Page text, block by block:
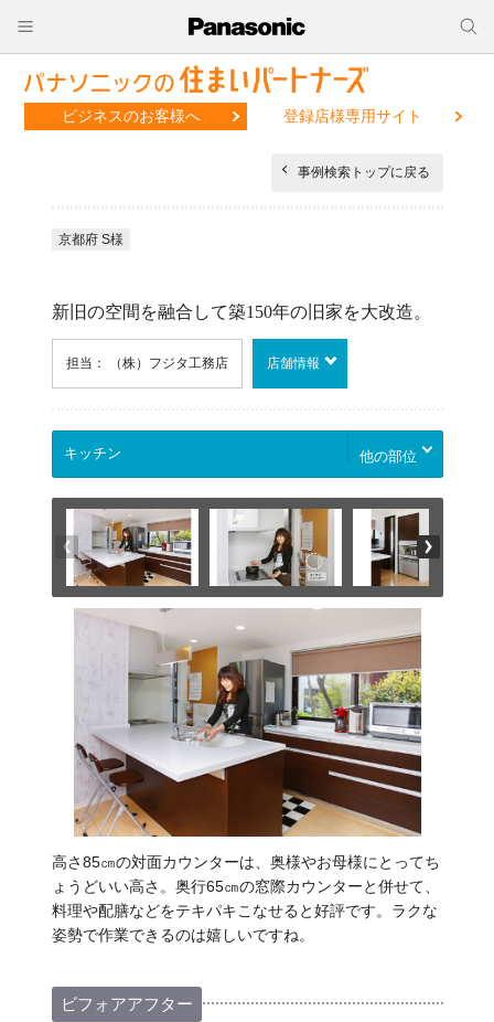
ビジネスのお客様へ 登録店様専用サイト
事例検索トップに戻る
京都府 S様
新旧の空間を融合して築150年の旧家を大改造。
担当： （株）フジタ工務店 店舗情報
他の部位
高さ85㎝の対面カウンターは、奥様やお母様にとってち
ょうどいい高さ。奥行65㎝の窓際カウンターと併せて、
料理や配膳などをテキパキこなせると好評です。ラクな
姿勢で作業できるのは嬉しいですね。
ビフォアアフター